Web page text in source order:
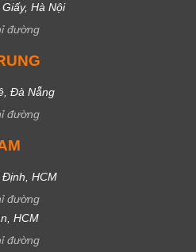
Hà Nội
đường
Đà Nẵng
đường
Định, HCM
đường
HCM
đường